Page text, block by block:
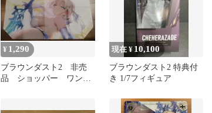
¥ 1,290
ブラウンダスト2 非売
品 ショッパー ワンフ
現在 ¥ 10,100
ブラウンダスト2 特典付
き 1/7フィギュア